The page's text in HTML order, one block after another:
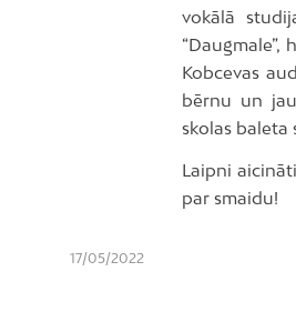
vokālā
“Daugmale”,
Kobcevas
bērnu un
skolas baleta
Laipni
par smaidu!
17/05/2022